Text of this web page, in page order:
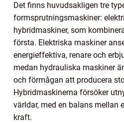
Det finns huvudsakligen tre
formsprutningsmaskiner:
hybridmaskiner, som
första. Elektriska maskiner
energieffektiva, renare och
medan hydrauliska maskiner
och förmågan att producera
Hybridmaskinerna försöker
världar, med en balans mellan
kraft.